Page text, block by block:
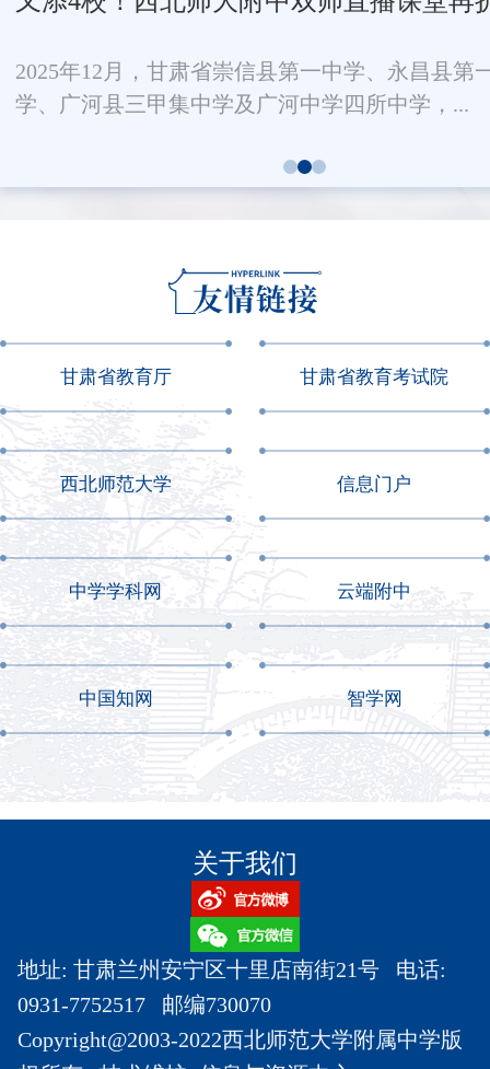
2025年12月，甘肃省崇信县第一中学、永昌县第
学、广河县三甲集中学及广河中学四所中学，...
甘肃省教育厅 甘肃省教育考试院
西北师范大学 信息门户
中学学科网 云端附中
中国知网 智学网
关于我们
地址: 甘肃兰州安宁区十里店南街21号 电话:
0931-7752517 邮编730070
Copyright@2003-2022西北师范大学附属中学版